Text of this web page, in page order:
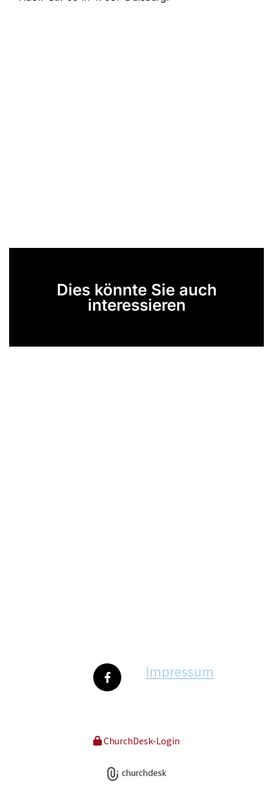
Dies könnte Sie auch
interessieren
Impressum
ChurchDesk-Login